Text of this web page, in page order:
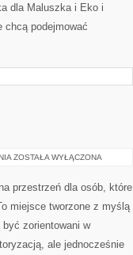
dla Maluszka i Eko i
chcą podejmować
NOWOŚCI
ZOSTAŁA WYŁĄCZONA
przestrzeń dla osób, które
miejsce tworzone z myślą
zorientowani w
ale jednocześnie